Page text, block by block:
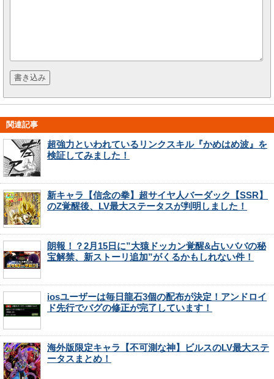
関連記事
超強力といわれているリンクスキル『かめはめ波』を
検証してみました！
新キャラ【信念の拳】超サイヤ人バーダック【SSR】
のZ覚醒後、LV最大ステータスが判明しました！
朗報！？2月15日に”大猿ドッカン覚醒&占いババの秘
宝解禁、新ストーリ追加”がくるかもしれない件！
iosユーザーは毎日龍石3個の配布が決定！アンドロイ
ド先行でバグの修正が完了しています！
海外版限定キャラ【不可測な神】ビルスのLV最大ステ
ータスまとめ！